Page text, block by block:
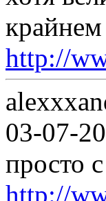
крайнем
http://
03-07-
просто
http://